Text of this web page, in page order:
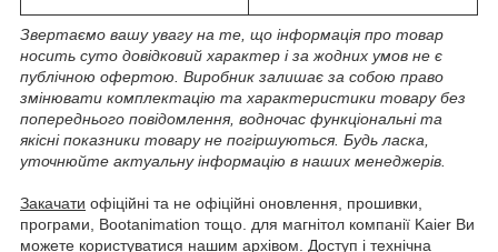
Звертаємо вашу увагу на те, що інформація про товар
носить суто довідковий характер і за жодних умов не є
публічною офертою. Виробник залишає за собою право
змінювати комплектацію та характеристики товару без
попереднього повідомлення, водночас функціональні та
якісні показники товару не погіршуються. Будь ласка,
уточнюйте актуальну інформацію в наших менеджерів.
Закачати офіційні та не офіційні оновлення, прошивки,
програми, Bootanimation тощо. для магнітол компанії Kaier Ви
можете користуватися нашим архівом. Доступ і технічна